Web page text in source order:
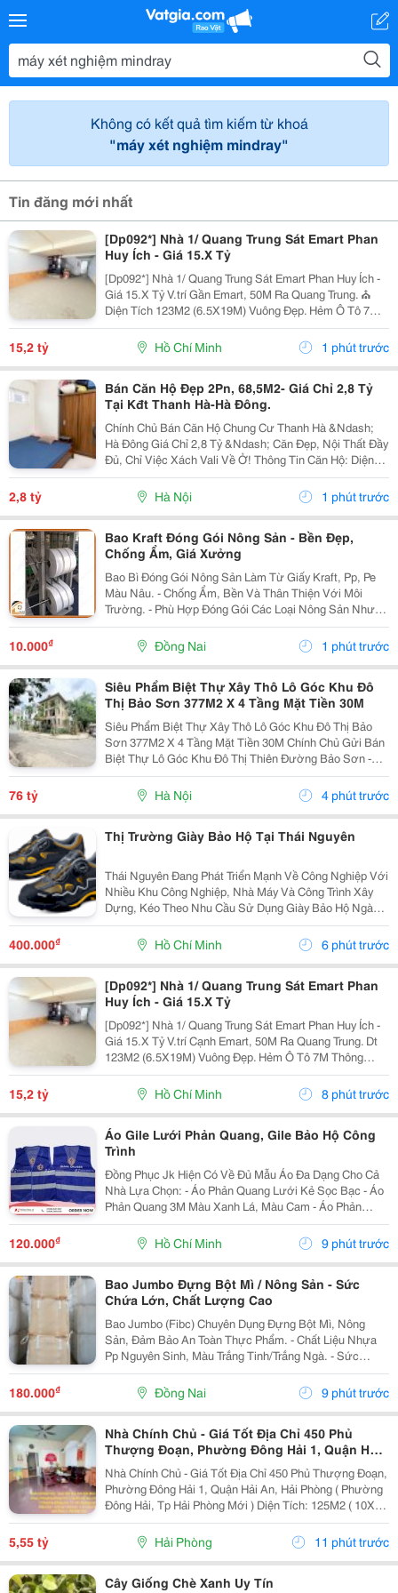
Không có kết quả tìm kiếm từ khoá
"máy xét nghiệm mindray"
Tin đăng mới nhất
[Dp092*] Nhà 1/ Quang Trung Sát Emart Phan
Huy Ích - Giá 15.X Tỷ
[Dp092*] Nhà 1/ Quang Trung Sát Emart Phan Huy Ích -
Giá 15.X Tỷ V.trí Gần Emart, 50M Ra Quang Trung. ⛪
Diện Tích 123M2 (6.5X19M) Vuông Đẹp. Hẻm Ô Tô 7M
Thông Thoáng. ️ Kết Cấu 4T, Có 11Phòng Ngủ 11Tolet.
Tiện Xây Mới. ▶️ Liên Hệ Ngay Để Xem...
15,2 tỷ Hồ Chí Minh 1 phút trước
Bán Căn Hộ Đẹp 2Pn, 68,5M2- Giá Chỉ 2,8 Tỷ
Tại Kđt Thanh Hà-Hà Đông.
Chính Chủ Bán Căn Hộ Chung Cư Thanh Hà &Ndash;
Hà Đông Giá Chỉ 2,8 Tỷ &Ndash; Căn Đẹp, Nội Thất Đầy
Đủ, Chỉ Việc Xách Vali Về Ở! Thông Tin Căn Hộ: Diện
Tích: 68,5M&Sup2; Thiết Kế: 2 Phòng Ngủ &Ndash; 2
Vệ Sinh Phòng Khách Rộng Kết Hợp...
2,8 tỷ Hà Nội 1 phút trước
Bao Kraft Đóng Gói Nông Sản - Bền Đẹp,
Chống Ẩm, Giá Xưởng
Bao Bì Đóng Gói Nông Sản Làm Từ Giấy Kraft, Pp, Pe
Màu Nâu. - Chống Ẩm, Bền Và Thân Thiện Với Môi
Trường. - Phù Hợp Đóng Gói Các Loại Nông Sản Như
Lúa Gạo, Cà Phê, Hạt Điều, Đậu, Chè, Ngô. - Cấu Tạo
Chống Ẩm, Giữ Nông Sản Khô Ráo, Tránh Mốc...
10.000₫ Đồng Nai 1 phút trước
Siêu Phẩm Biệt Thự Xây Thô Lô Góc Khu Đô
Thị Bảo Sơn 377M2 X 4 Tầng Mặt Tiền 30M
Siêu Phẩm Biệt Thự Xây Thô Lô Góc Khu Đô Thị Bảo
Sơn 377M2 X 4 Tầng Mặt Tiền 30M Chính Chủ Gửi Bán
Biệt Thự Lô Góc Khu Đô Thị Thiên Đường Bảo Sơn -
Hoài Đức Hn. Diện Tích Đất: 377M&Sup2;. Xây Dựng: 4
Tầng + Hầm. Mặt Tiền Cực Rộng: 30M. Giá...
76 tỷ Hà Nội 4 phút trước
Thị Trường Giày Bảo Hộ Tại Thái Nguyên
Thái Nguyên Đang Phát Triển Mạnh Về Công Nghiệp Với
Nhiều Khu Công Nghiệp, Nhà Máy Và Công Trình Xây
Dựng, Kéo Theo Nhu Cầu Sử Dụng Giày Bảo Hộ Ngày
Càng Tăng. Không Chỉ Giúp Bảo Vệ Đôi Chân Trước
Các Rủi Ro Trong Môi Trường Làm Việc, Giày Bảo Hộ
400.000₫ Hồ Chí Minh 6 phút trước
[Dp092*] Nhà 1/ Quang Trung Sát Emart Phan
Huy Ích - Giá 15.X Tỷ
[Dp092*] Nhà 1/ Quang Trung Sát Emart Phan Huy Ích -
Giá 15.X Tỷ V.trí Cạnh Emart, 50M Ra Quang Trung. Dt
123M2 (6.5X19M) Vuông Đẹp. Hẻm Ô Tô 7M Thông
Thoáng. Kết Cấu 4T, Có 11Pn 11Tolet. Tiện Xây Mới. ▶️
Nhắn Tin Ngay Để Xem Nhà.
15,2 tỷ Hồ Chí Minh 8 phút trước
Áo Gile Lưới Phản Quang, Gile Bảo Hộ Công
Trình
Đồng Phục Jk Hiện Có Về Đủ Mẫu Áo Đa Dạng Cho Cả
Nhà Lựa Chọn: - Áo Phản Quang Lưới Kẻ Sọc Bạc - Áo
Phản Quang 3M Màu Xanh Lá, Màu Cam - Áo Phản
Quang Lưới May Thun Sườn - Áo Gile Túi Hộp 4 Túi , 6
Túi - Áo Ghile In Logo.... - Quần Áo Bảo...
120.000₫ Hồ Chí Minh 9 phút trước
Bao Jumbo Đựng Bột Mì / Nông Sản - Sức
Chứa Lớn, Chất Lượng Cao
Bao Jumbo (Fibc) Chuyên Dụng Đựng Bột Mì, Nông
Sản, Đảm Bảo An Toàn Thực Phẩm. - Chất Liệu Nhựa
Pp Nguyên Sinh, Màu Trắng Tinh/Trắng Ngà. - Sức
Chứa Từ 500Kg Đến 1500Kg. - Chống Ẩm, Chống Rò Rỉ
Hiệu Quả. - Có Ống Nạp, Ống Xả Tiện Lợi. - Đai...
180.000₫ Đồng Nai 9 phút trước
Nhà Chính Chủ - Giá Tốt Địa Chỉ 450 Phủ
Thượng Đoạn, Phường Đông Hải 1, Quận Hải
An, Hải Phòng
Nhà Chính Chủ - Giá Tốt Địa Chỉ 450 Phủ Thượng Đoạn,
Phường Đông Hải 1, Quận Hải An, Hải Phòng ( Phường
Đông Hải, Tp Hải Phòng Mới ) Diện Tích: 125M2 ( 10X12
) Giá Bán: 5 Tỷ 550 Triệu ( Thương Lượng ) Liên Hệ
Sđt/Zalo: 0972097385 Chính Chủ **...
5,55 tỷ Hải Phòng 11 phút trước
Cây Giống Chè Xanh Uy Tín